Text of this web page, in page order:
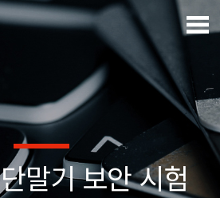
말기 보안 시험